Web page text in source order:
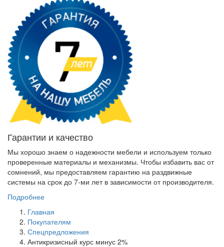
Гарантии и качество
Мы хорошо знаем о надежности мебели и используем только
проверенные материалы и механизмы. Чтобы избавить вас от
сомнений, мы предоставляем гарантию на раздвижные
системы на срок до 7-ми лет в зависимости от производителя.
Подробнее
Главная
Покупателям
Спецпредложения
Антикризисный курс минус 2%